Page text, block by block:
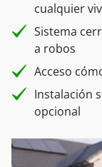
cualquier
Sistema
a robos
Acceso
Instalación
opcional